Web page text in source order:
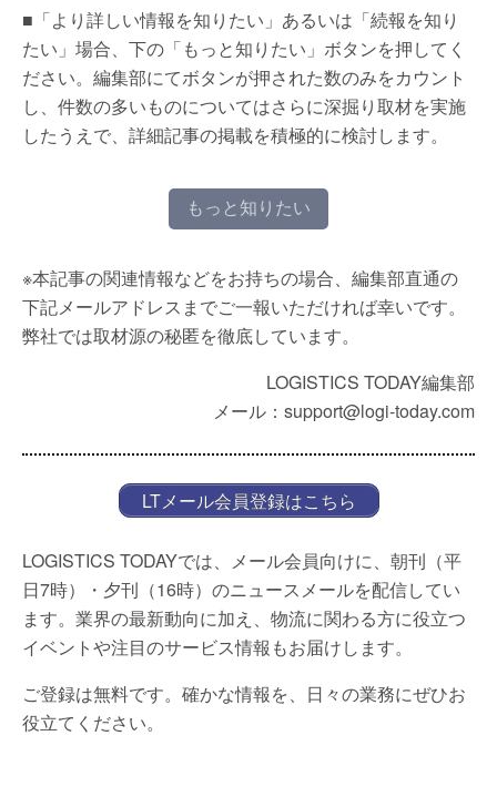
■「より詳しい情報を知りたい」あるいは「続報を知り
たい」場合、下の「もっと知りたい」ボタンを押してく
ださい。編集部にてボタンが押された数のみをカウント
し、件数の多いものについてはさらに深掘り取材を実施
したうえで、詳細記事の掲載を積極的に検討します。
もっと知りたい
※本記事の関連情報などをお持ちの場合、編集部直通の
下記メールアドレスまでご一報いただければ幸いです。
弊社では取材源の秘匿を徹底しています。
LOGISTICS TODAY編集部
メール：support@logi-today.com
LTメール会員登録はこちら
LOGISTICS TODAYでは、メール会員向けに、朝刊（平
日7時）・夕刊（16時）のニュースメールを配信してい
ます。業界の最新動向に加え、物流に関わる方に役立つ
イベントや注目のサービス情報もお届けします。
ご登録は無料です。確かな情報を、日々の業務にぜひお
役立てください。